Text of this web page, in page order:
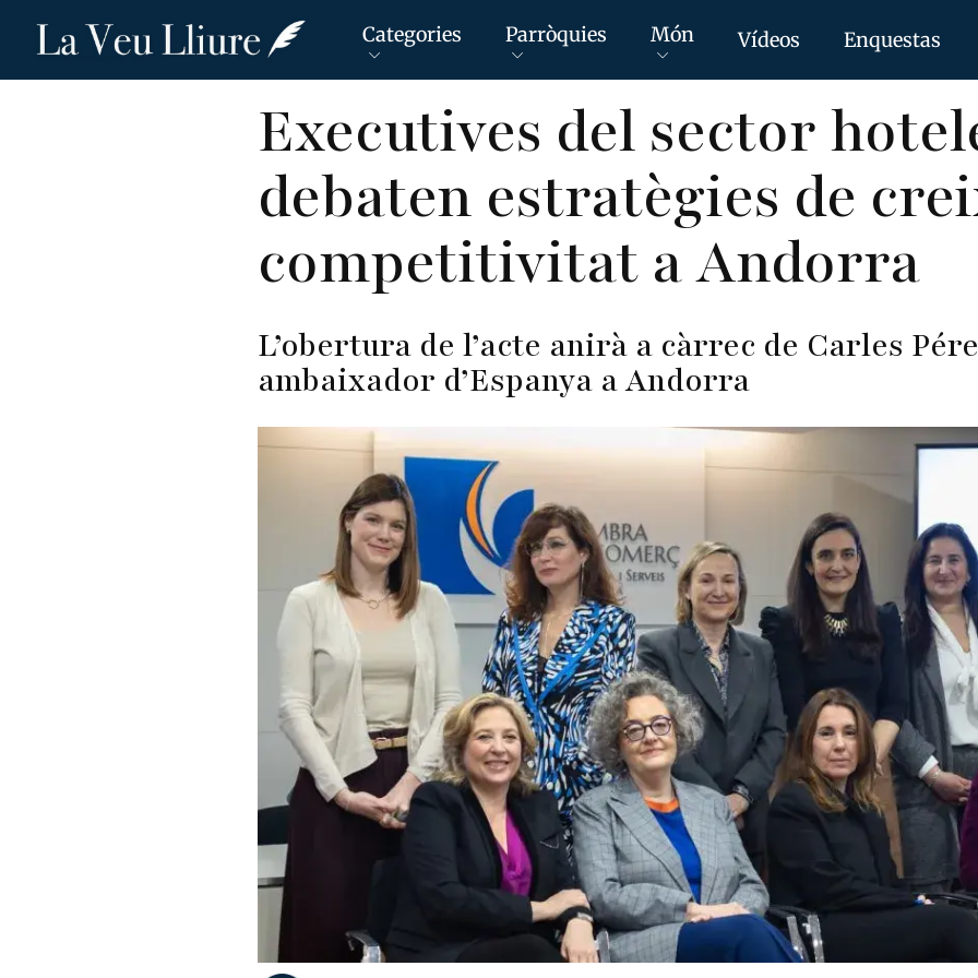
Vés
Categories Parròquies Món Vídeos Enquestas
Executives del sector
debaten estratègies de
competitivitat a Andorra
L’obertura de l’acte anirà a càrrec de Carles
ambaixador d’Espanya a Andorra